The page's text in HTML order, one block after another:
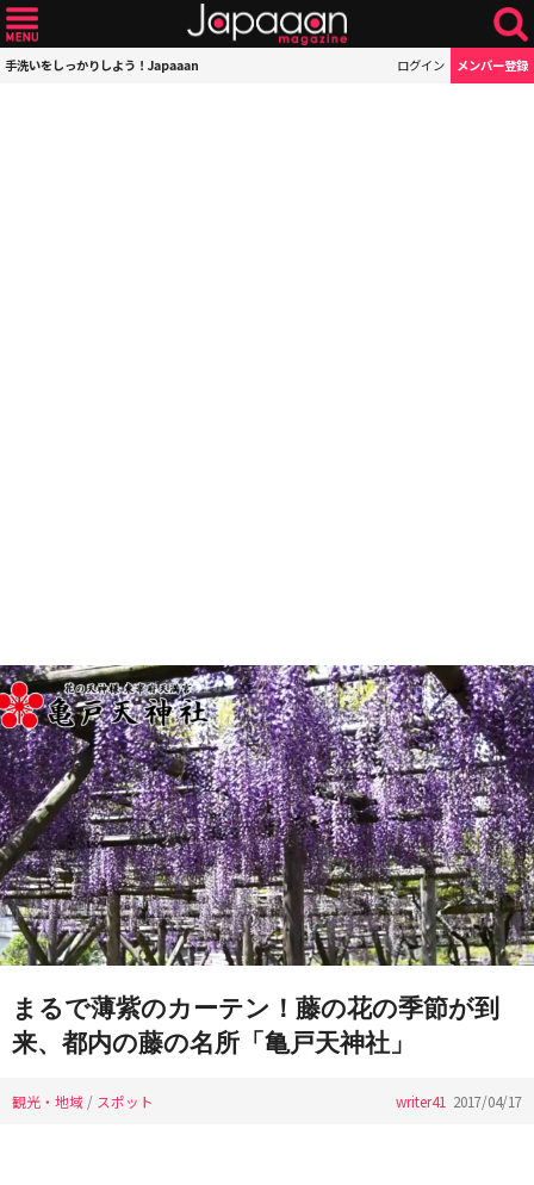
手洗いをしっかりしよう！Japaaan ログイン メンバー登録
まるで薄紫のカーテン！藤の花の季節が到
来、都内の藤の名所「亀戸天神社」
観光・地域 / スポット writer41 2017/04/17